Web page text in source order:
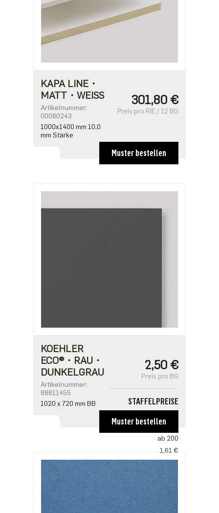
KAPA LINE・
MATT・WEISS
Artikelnummer:
00080243
1000x1400 mm 10,0
mm Stärke
301,80 €
Preis pro RIE / 12 BG
Muster bestellen
KOEHLER
ECO®・RAU・
DUNKELGRAU
Artikelnummer:
88811455
1020 x 720 mm BB
2,50 €
Preis pro BG
STAFFELPREISE
1,66 €
ab 200
1,61 €
ab 500
1,39 €
ab 1000
1,11 €
Muster bestellen